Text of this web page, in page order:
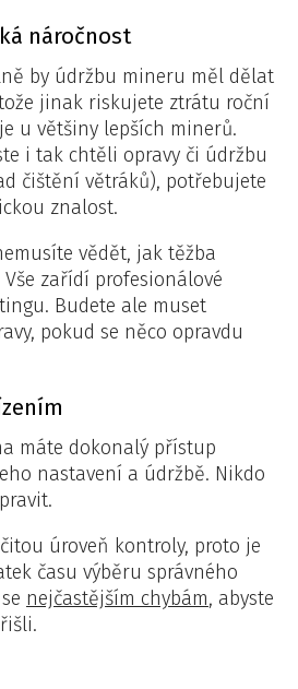
náročnost
by údržbu mineru měl dělat
jinak riskujete ztrátu roční
u většiny lepších minerů.
i tak chtěli opravy či údržbu
čištění větráků), potřebujete
znalost.
vědět, jak těžba
zařídí profesionálové
Budete ale muset
pokud se něco opravdu
máte dokonalý přístup
nastavení a údržbě. Nikdo
úroveň kontroly, proto je
času výběru správného
nejčastějším chybám, abyste